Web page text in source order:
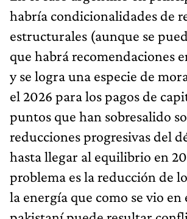
habría condicionalidades de
estructurales (aunque se
que habrá recomendaciones
y se logra una especie de
el 2026 para los pagos de
puntos que han sobresalido
reducciones progresivas del
hasta llegar al equilibrio en
problema es la reducción de
la energía que como se vio en